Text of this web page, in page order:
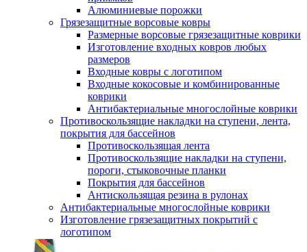
Алюминиевые порожки
Грязезащитные ворсовые ковры
Размерные ворсовые грязезащитные коврики
Изготовление входных ковров любых
размеров
Входные ковры с логотипом
Входные кокосовые и комбинированные
коврики
Антибактериальные многослойные коврики
Противоскользящие накладки на ступени, лента,
покрытия для бассейнов
Противоскользящая лента
Противоскользящие накладки на ступени,
пороги, стыковочные планки
Покрытия для бассейнов
Антискользящая резина в рулонах
Антибактериальные многослойные коврики
Изготовление грязезащитных покрытий с
логотипом